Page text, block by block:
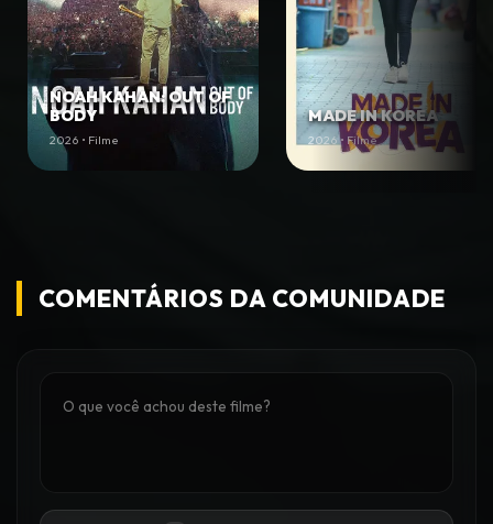
NOAH KAHAN: OUT OF
BODY
2026 • Filme
MADE IN KOREA
2026 • Filme
COMENTÁRIOS DA COMUNIDADE